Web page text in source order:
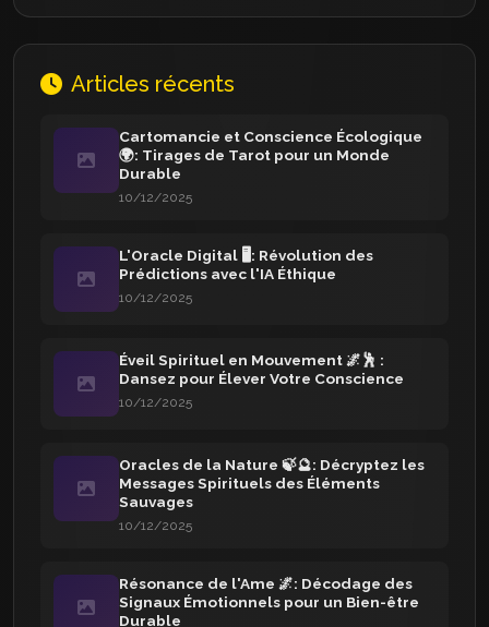
Articles récents
Cartomancie et Conscience Écologique
🌍: Tirages de Tarot pour un Monde
Durable
10/12/2025
L'Oracle Digital 🖥️: Révolution des
Prédictions avec l'IA Éthique
10/12/2025
Éveil Spirituel en Mouvement 🌌🕺 :
Dansez pour Élever Votre Conscience
10/12/2025
Oracles de la Nature 🍃🔮: Décryptez les
Messages Spirituels des Éléments
Sauvages
10/12/2025
Résonance de l'Ame 🌌: Décodage des
Signaux Émotionnels pour un Bien-être
Durable